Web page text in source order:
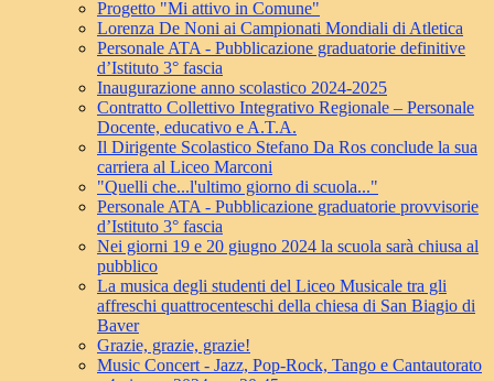
Progetto "Mi attivo in Comune"
Lorenza De Noni ai Campionati Mondiali di Atletica
Personale ATA - Pubblicazione graduatorie definitive
d’Istituto 3° fascia
Inaugurazione anno scolastico 2024-2025
Contratto Collettivo Integrativo Regionale – Personale
Docente, educativo e A.T.A.
Il Dirigente Scolastico Stefano Da Ros conclude la sua
carriera al Liceo Marconi
"Quelli che...l'ultimo giorno di scuola..."
Personale ATA - Pubblicazione graduatorie provvisorie
d’Istituto 3° fascia
Nei giorni 19 e 20 giugno 2024 la scuola sarà chiusa al
pubblico
La musica degli studenti del Liceo Musicale tra gli
affreschi quattrocenteschi della chiesa di San Biagio di
Baver
Grazie, grazie, grazie!
Music Concert - Jazz, Pop-Rock, Tango e Cantautorato